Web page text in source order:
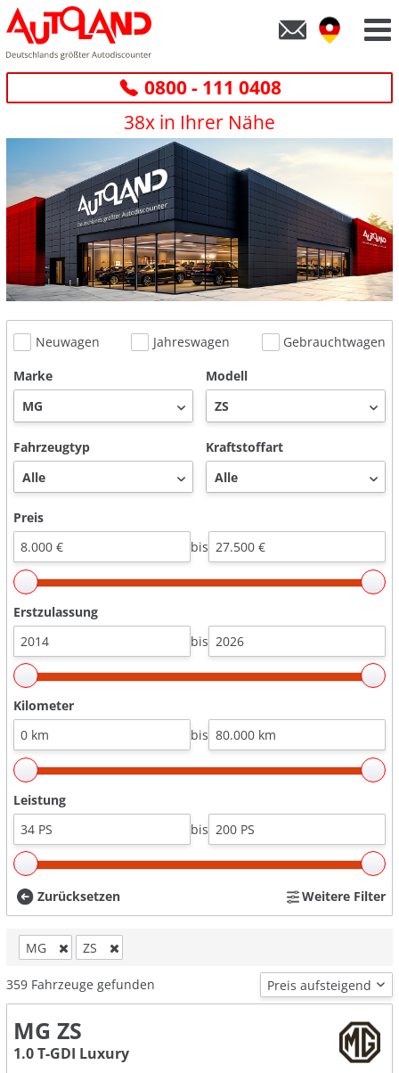
0800 - 111 0408
38x in Ihrer Nähe
Neuwagen Jahreswagen
Gebrauchtwagen
Marke
Modell
Fahrzeugtyp Kraftstoffart
Preis
bis
Erstzulassung
bis
Kilometer
bis
Leistung
bis
Zurücksetzen Weitere Filter
MG ZS
359 Fahrzeuge gefunden
MG ZS
1.0 T-GDI Luxury